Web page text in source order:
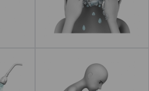
acerca de "Lavar las
Leer más